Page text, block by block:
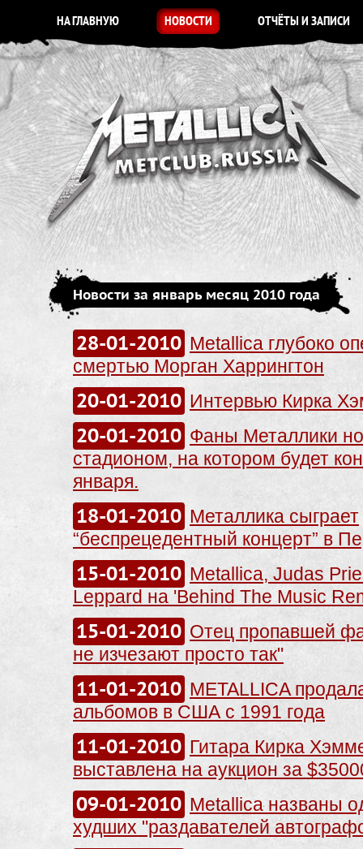
НА ГЛАВНУЮ НОВОСТИ ОТЧЁТЫ И ЗАПИСИ
Новости за январь месяц 2010 года
28-01-2010 Metallica глубоко
смертью Морган Харрингтон
20-01-2010 Интервью Кирка
20-01-2010 Фаны Металлики
стадионом, на котором будет
января.
18-01-2010 Металлика сыграет
“беспрецедентный концерт” в
15-01-2010 Metallica, Judas
Leppard на 'Behind The Music
15-01-2010 Отец пропавшей
не изчезают просто так"
11-01-2010 METALLICA
альбомов в США с 1991 года
11-01-2010 Гитара Кирка
выставлена на аукцион за
09-01-2010 Metallica названы
худших "раздавателей